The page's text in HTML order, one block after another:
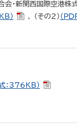
会・新関西国際空港株
）
、 （その２） （
：376KB）